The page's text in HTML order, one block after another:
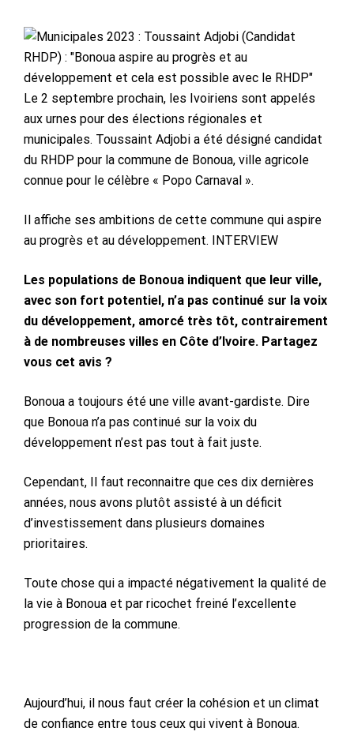
Le 2 septembre prochain, les Ivoiriens sont appelés
aux urnes pour des élections régionales et
municipales. Toussaint Adjobi a été désigné candidat
du RHDP pour la commune de Bonoua, ville agricole
connue pour le célèbre « Popo Carnaval ».
Il affiche ses ambitions de cette commune qui aspire
au progrès et au développement. INTERVIEW
Les populations de Bonoua indiquent que leur ville,
avec son fort potentiel, n’a pas continué sur la voix
du développement, amorcé très tôt, contrairement
à de nombreuses villes en Côte d’Ivoire. Partagez
vous cet avis ?
Bonoua a toujours été une ville avant-gardiste. Dire
que Bonoua n’a pas continué sur la voix du
développement n’est pas tout à fait juste.
Cependant, Il faut reconnaitre que ces dix dernières
années, nous avons plutôt assisté à un déficit
d’investissement dans plusieurs domaines
prioritaires.
Toute chose qui a impacté négativement la qualité de
la vie à Bonoua et par ricochet freiné l’excellente
progression de la commune.
Aujourd’hui, il nous faut créer la cohésion et un climat
de confiance entre tous ceux qui vivent à Bonoua.